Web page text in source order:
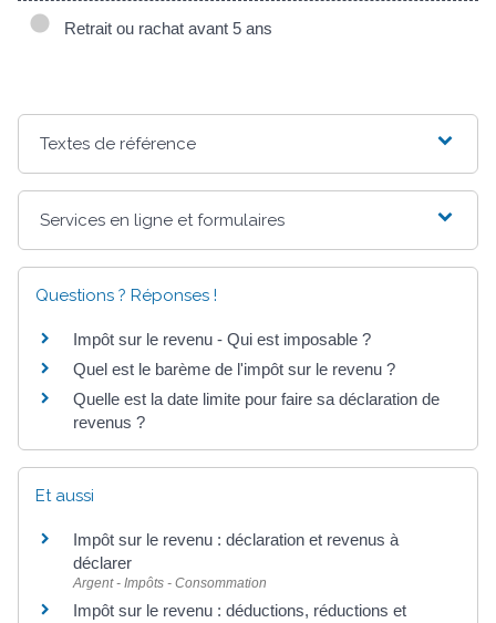
Retrait ou rachat avant 5 ans
Textes de référence
Services en ligne et formulaires
Questions ? Réponses !
Impôt sur le revenu - Qui est imposable ?
Quel est le barème de l'impôt sur le revenu ?
Quelle est la date limite pour faire sa déclaration de
revenus ?
Et aussi
Impôt sur le revenu : déclaration et revenus à
déclarer
Argent - Impôts - Consommation
Impôt sur le revenu : déductions, réductions et